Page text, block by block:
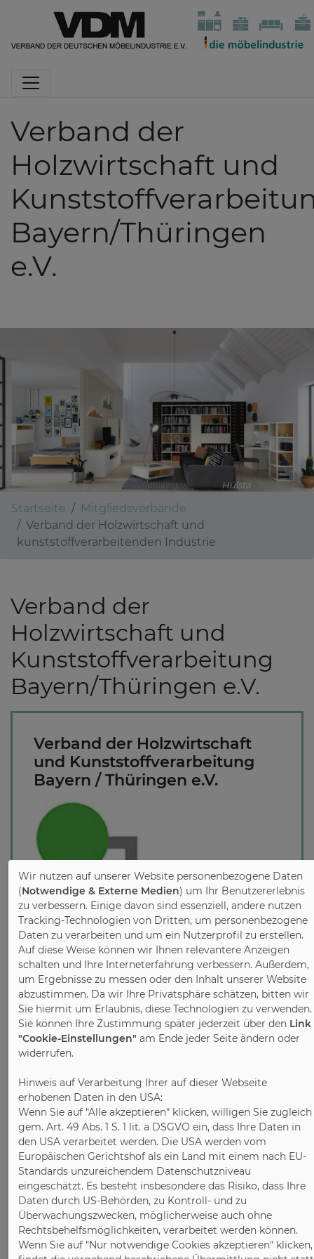
Verband der
Holzwirtschaft und
Bayern/Thüringen
e.V.
Hülsta
Startseite
Mitgliedsverbände
Verband der Holzwirtschaft und
kunststoffverarbeitenden Industrie
Verband der
Holzwirtschaft und
Kunststoffverarbeitung
Bayern/Thüringen e.V.
Verband der Holzwirtschaft
und Kunststoffverarbeitung
Bayern / Thüringen e.V.
Der Verband der Holzwirtschaft und
Kunststoffverarbeitung Bayern / Thüringen
e.V. ist Ansprechpartner und
Interessenvertretung der Branche. Zu
seinen Mitgliedern zählen neben
Familienbetrieben und leistungsstarken
Mittelständlern auch alle Großstrukturen
des Wirtschaftszweiges sowie deutsche
Konzerne. Die Hauptaufgabe des
Verbandes liegt in der Wahrung und der
Vertretung der wirtschaftlichen, politischen
sowie technischen Interessen der
bayerischen und thüringischen
Holzwirtschaft und Kunststoffverarbeitung
gegenüber Politik, Gewerkschaften und
Öffentlichkeit. Der Verband begleiten und
tritt (auch in Zusammenarbeit mit seinen
Spitzenverbänden für die Interessen) für
Wir nutzen auf unserer Website personenbezogene Daten
(Notwendige & Externe Medien) um Ihr Benutzererlebnis
zu verbessern. Einige davon sind essenziell, andere nutzen
Tracking-Technologien von Dritten, um personenbezogene
Daten zu verarbeiten und um ein Nutzerprofil zu erstellen.
Auf diese Weise können wir Ihnen relevantere Anzeigen
schalten und Ihre Interneterfahrung verbessern. Außerdem,
um Ergebnisse zu messen oder den Inhalt unserer Website
abzustimmen. Da wir Ihre Privatsphäre schätzen, bitten wir
Sie hiermit um Erlaubnis, diese Technologien zu verwenden.
Sie können Ihre Zustimmung später jederzeit über den Link
"Cookie-Einstellungen" am Ende jeder Seite ändern oder
widerrufen.
Hinweis auf Verarbeitung Ihrer auf dieser Webseite
erhobenen Daten in den USA:
Wenn Sie auf "Alle akzeptieren" klicken, willigen Sie zugleich
gem. Art. 49 Abs. 1 S. 1 lit. a DSGVO ein, dass Ihre Daten in
den USA verarbeitet werden. Die USA werden vom
Europäischen Gerichtshof als ein Land mit einem nach EU-
Standards unzureichendem Datenschutzniveau
eingeschätzt. Es besteht insbesondere das Risiko, dass Ihre
Daten durch US-Behörden, zu Kontroll- und zu
Überwachungszwecken, möglicherweise auch ohne
Rechtsbehelfsmöglichkeiten, verarbeitet werden können.
Wenn Sie auf "Nur notwendige Cookies akzeptieren" klicken,